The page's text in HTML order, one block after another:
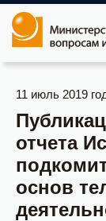
11 июль 2019
отчета
основ